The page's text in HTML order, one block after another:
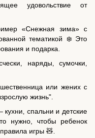
удовольствие от
«Снежная зима» с
тематикой ❄️ Это
и подарка.
наряды, сумочки,
или жених с
жизнь".
спальни и детские
нужно, чтобы ребенок
игры 🧸.